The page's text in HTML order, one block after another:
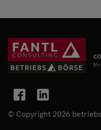
© Copyright 2026